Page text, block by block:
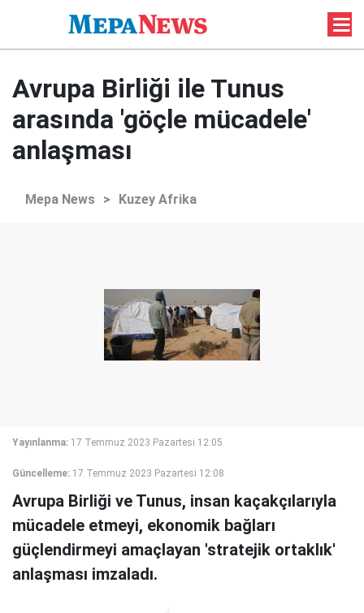
Avrupa Birliği ile Tunus
arasında 'göçle mücadele'
anlaşması
Mepa News > Kuzey Afrika
Yayınlanma: 17 Temmuz 2023 Pazartesi 12:05
Güncelleme: 17 Temmuz 2023 Pazartesi 12:08
Avrupa Birliği ve Tunus, insan kaçakçılarıyla
mücadele etmeyi, ekonomik bağları
güçlendirmeyi amaçlayan 'stratejik ortaklık'
anlaşması imzaladı.